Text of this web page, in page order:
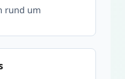
rund um